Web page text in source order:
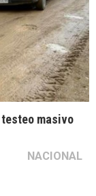
masivo
NACIONAL